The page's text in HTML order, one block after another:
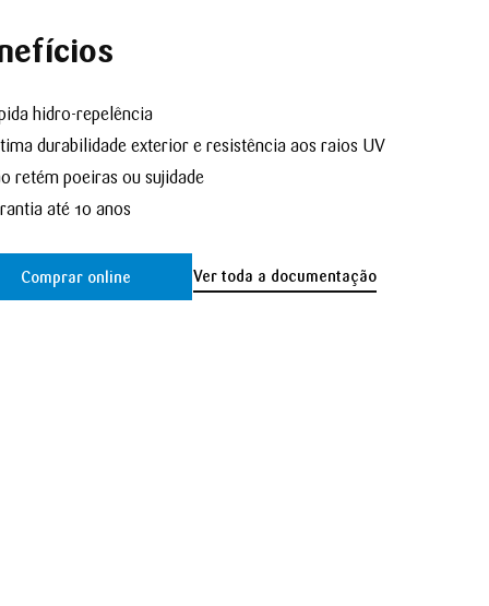
hidro-repelência
durabilidade exterior e resistência aos raios UV
retém poeiras ou sujidade
até 10 anos
Comprar online Ver toda a documentação